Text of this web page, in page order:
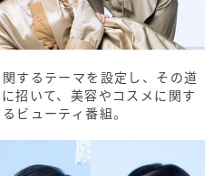
するテーマを設定し、その道
招いて、美容やコスメに関す
ビューティ番組。